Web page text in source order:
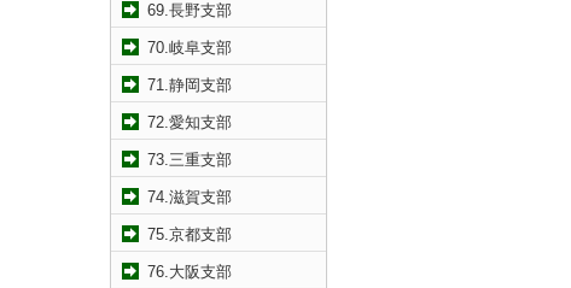
69.長野支部
70.岐阜支部
71.静岡支部
72.愛知支部
73.三重支部
74.滋賀支部
75.京都支部
76.大阪支部